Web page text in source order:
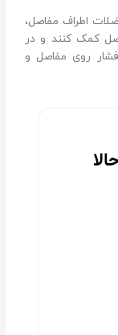
اطراف مفاصل،
کمک کنند و در
روی مفاصل و